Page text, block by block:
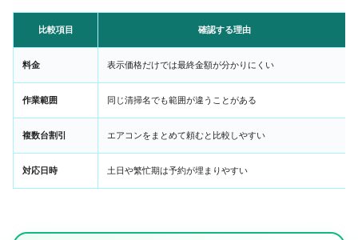
比較項目 確認する理由
料金 表示価格だけでは最終金額が分かりにくい
作業範囲 同じ清掃名でも範囲が違うことがある
複数台割引 エアコンをまとめて頼むと比較しやすい
対応日時 土日や繁忙期は予約が埋まりやすい